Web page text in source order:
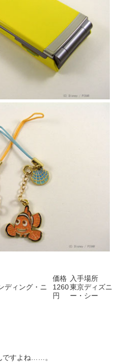
価格 入手場所
ディング・ニ
1260
円
東京ディズニ
ー・シー
ですよね……。